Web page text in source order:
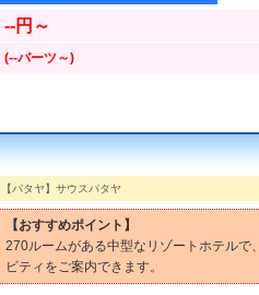
--円～
(--バーツ～)
【パタヤ】サウスパタヤ
【おすすめポイント】
270ルームがある中型なリゾートホテルで
ビティをご案内できます。